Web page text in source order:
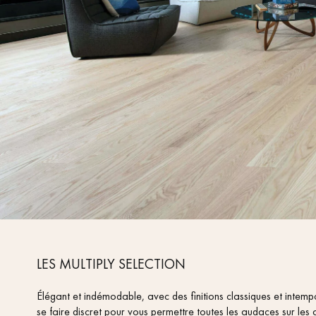
ACCESSOIRES
PARQUET D'INTÉRIEUR
LES MULTIPLY SELECTION
Élégant et indémodable, avec des finitions classiques et
se faire discret pour vous permettre toutes les audaces sur